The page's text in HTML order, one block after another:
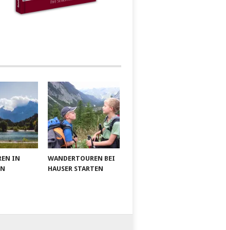
IN
WANDERTOUREN BEI
HAUSER STARTEN